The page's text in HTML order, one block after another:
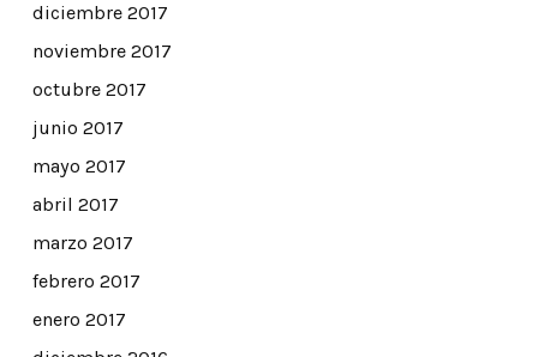
diciembre 2017
noviembre 2017
octubre 2017
junio 2017
mayo 2017
abril 2017
marzo 2017
febrero 2017
enero 2017